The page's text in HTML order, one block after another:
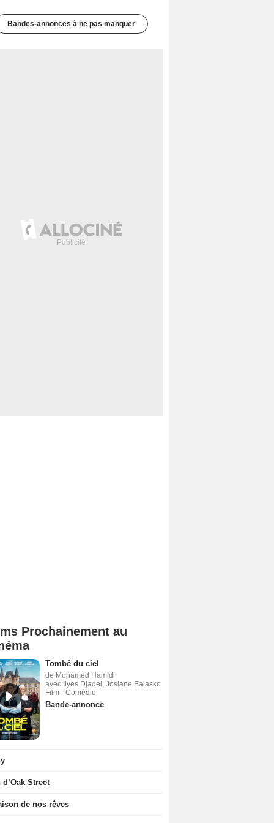
Bandes-annonces à ne pas manquer
Prochainement au
Tombé du ciel
de Mohamed Hamidi
avec Ilyes Djadel, Josiane Balasko
Film - Comédie
Bande-annonce
Street
de nos rêves